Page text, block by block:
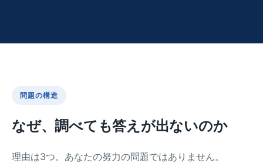
問題の構造
なぜ、調べても答えが出ないのか
理由は3つ。あなたの努力の問題ではありません。